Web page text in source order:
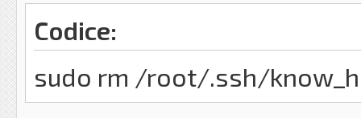
Codice:
sudo rm /root/.ssh/